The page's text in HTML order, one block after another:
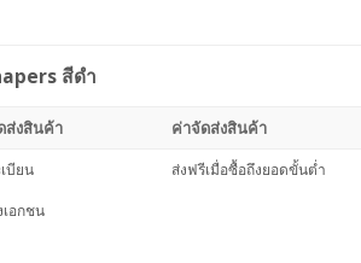
สีดำ
ส่งสินค้า ค่าจัดส่งสินค้า
บียน
อกชน
ส่งฟรีเมื่อซื้อถึงยอดขั้นต่ำ